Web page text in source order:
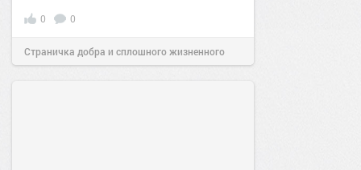
0 0
Страничка добра и сплошного жизненного